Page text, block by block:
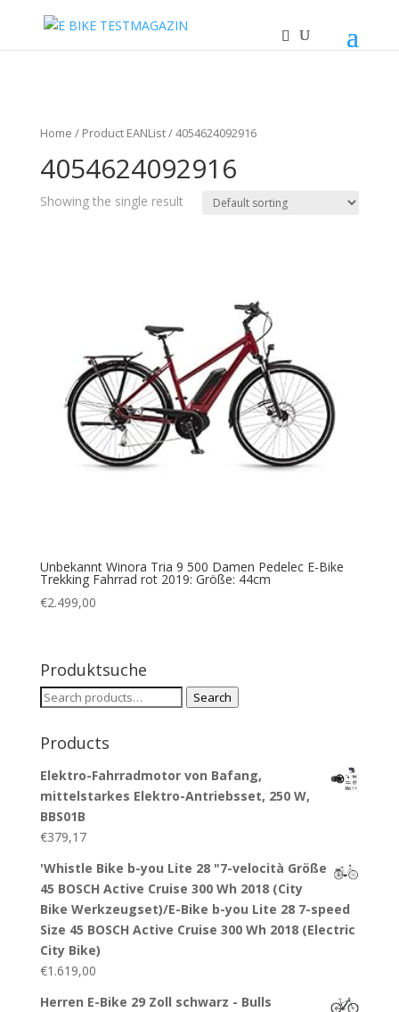
Home / Product EANList / 4054624092916
4054624092916
Showing the single result
Unbekannt Winora Tria 9 500 Damen Pedelec E-Bike
Trekking Fahrrad rot 2019: Größe: 44cm
€2.499,00
Produktsuche
Search
Search
Products
Elektro-Fahrradmotor von Bafang,
mittelstarkes Elektro-Antriebsset, 250 W,
BBS01B
€379,17
'Whistle Bike b-you Lite 28 "7-velocità Größe
45 BOSCH Active Cruise 300 Wh 2018 (City
Bike Werkzeugset)/E-Bike b-you Lite 28 7-speed
Size 45 BOSCH Active Cruise 300 Wh 2018 (Electric
City Bike)
€1.619,00
Herren E-Bike 29 Zoll schwarz - Bulls